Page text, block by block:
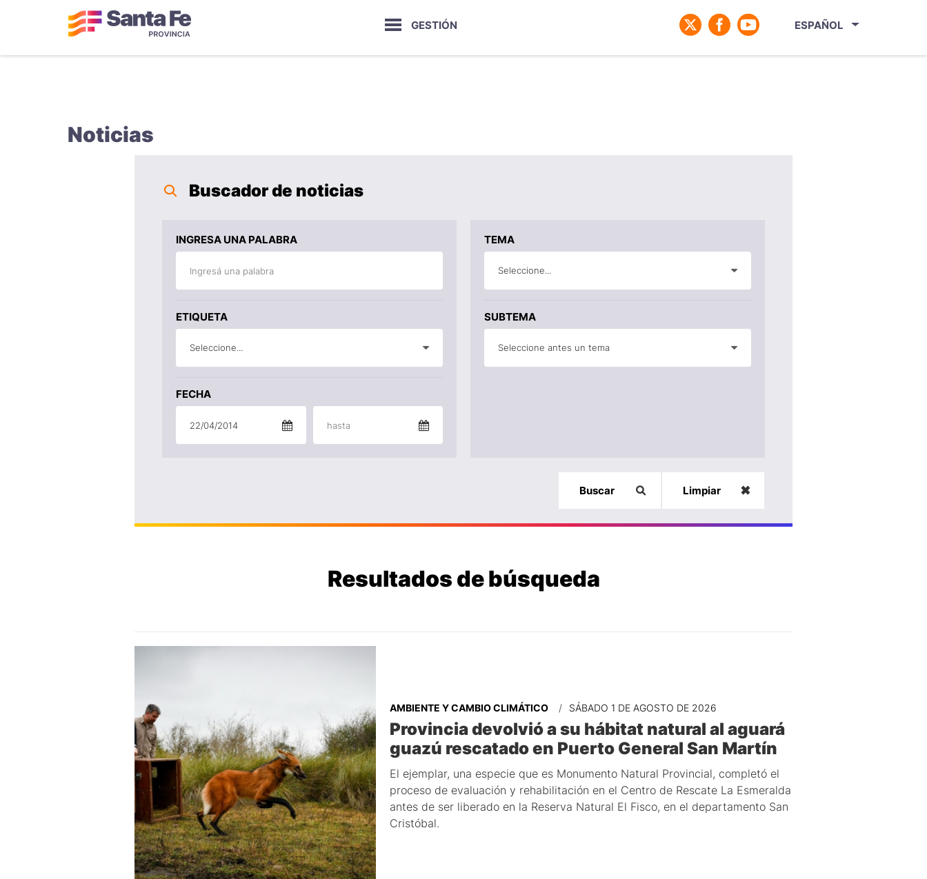
GESTIÓN ESPAÑOL
Noticias
Buscador de noticias
INGRESA UNA PALABRA
ETIQUETA
Seleccione...
FECHA
TEMA
Seleccione...
SUBTEMA
Seleccione antes un tema
Resultados de búsqueda
AMBIENTE Y CAMBIO CLIMÁTICO SÁBADO 1 DE AGOSTO DE 2026
Provincia devolvió a su hábitat natural al aguará
guazú rescatado en Puerto General San Martín
El ejemplar, una especie que es Monumento Natural Provincial, completó el
proceso de evaluación y rehabilitación en el Centro de Rescate La Esmeralda
antes de ser liberado en la Reserva Natural El Fisco, en el departamento San
Cristóbal.